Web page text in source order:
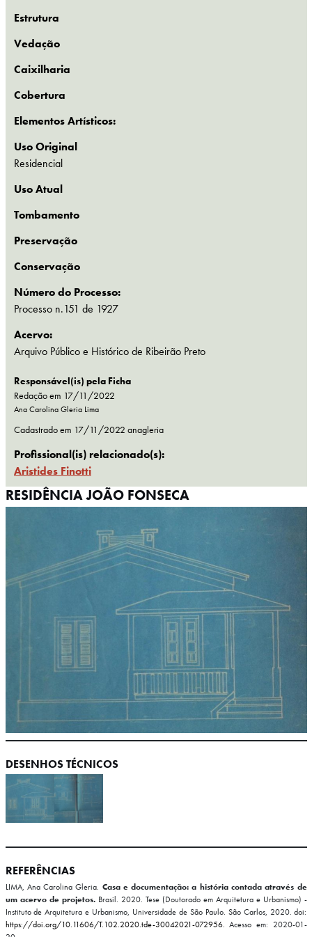
Estrutura
Vedação
Caixilharia
Cobertura
Elementos Artísticos:
Uso Original
Residencial
Uso Atual
Tombamento
Preservação
Conservação
Número do Processo:
Processo n.151 de 1927
Acervo:
Arquivo Público e Histórico de Ribeirão Preto
Responsável(is) pela Ficha
Redação em 17/11/2022
Ana Carolina Gleria Lima
Cadastrado em 17/11/2022 anagleria
Profissional(is) relacionado(s):
Aristides Finotti
RESIDÊNCIA JOÃO FONSECA
DESENHOS TÉCNICOS
REFERÊNCIAS
LIMA, Ana Carolina Gleria. Casa e documentação: a história contada através de
um acervo de projetos.Brasil. 2020. Tese (Doutorado em Arquitetura e Urbanismo) -
Instituto de Arquitetura e Urbanismo, Universidade de São Paulo. São Carlos, 2020. doi:
https://doi.org/10.11606/T.102.2020.tde-30042021-072956. Acesso em: 2020-01-